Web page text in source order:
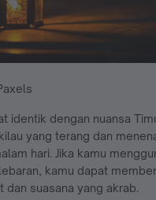
identik dengan nuansa
yang terang dan
hari. Jika kamu
kamu dapat
dan suasana yang akrab.